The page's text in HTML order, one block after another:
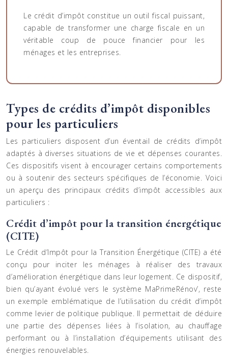
Le crédit d’impôt constitue un outil fiscal puissant,
capable de transformer une charge fiscale en un
véritable coup de pouce financier pour les
ménages et les entreprises.
Types de crédits d’impôt disponibles
pour les particuliers
Les particuliers disposent d’un éventail de crédits d’impôt
adaptés à diverses situations de vie et dépenses courantes.
Ces dispositifs visent à encourager certains comportements
ou à soutenir des secteurs spécifiques de l’économie. Voici
un aperçu des principaux crédits d’impôt accessibles aux
particuliers :
Crédit d’impôt pour la transition énergétique
(CITE)
Le Crédit d’Impôt pour la Transition Énergétique (CITE) a été
conçu pour inciter les ménages à réaliser des travaux
d’amélioration énergétique dans leur logement. Ce dispositif,
bien qu’ayant évolué vers le système MaPrimeRénov’, reste
un exemple emblématique de l’utilisation du crédit d’impôt
comme levier de politique publique. Il permettait de déduire
une partie des dépenses liées à l’isolation, au chauffage
performant ou à l’installation d’équipements utilisant des
énergies renouvelables.